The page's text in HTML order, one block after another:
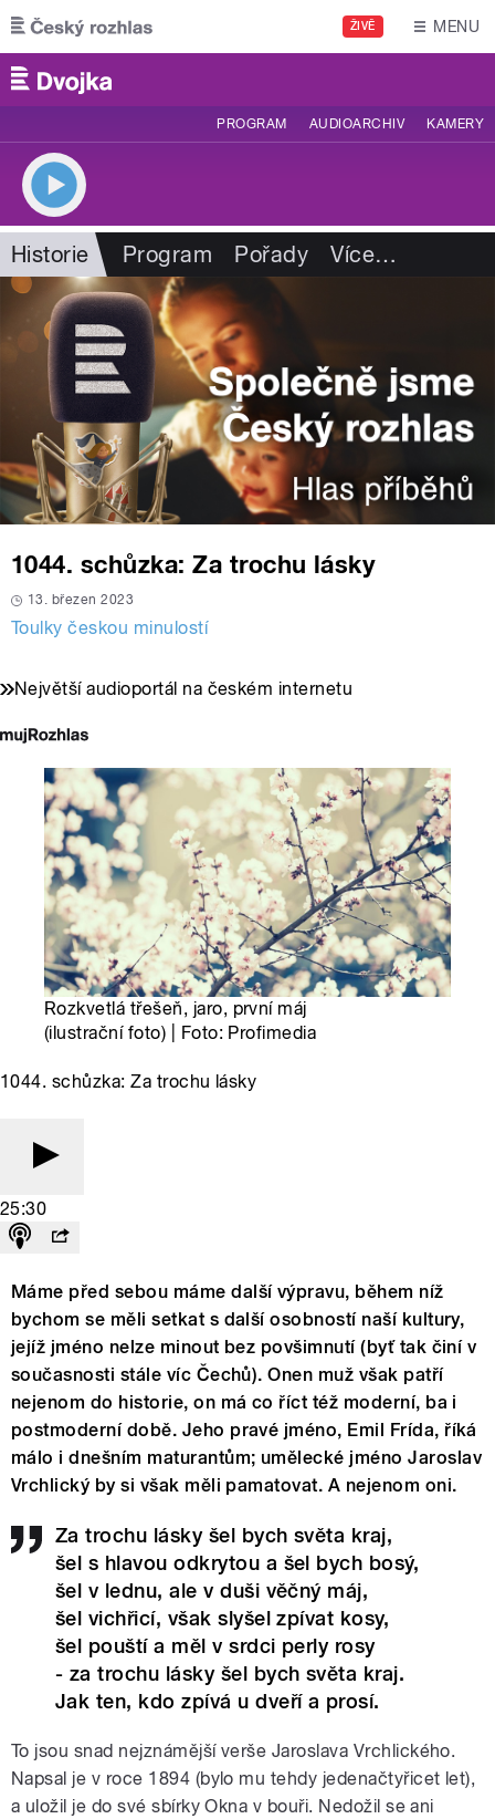
Přejít k hlavnímu obsahu
ŽIVĚ MENU
PROGRAM AUDIOARCHIV KAMERY
Historie Program Pořady Více…
1044. schůzka: Za trochu lásky
13. březen 2023
Toulky českou minulostí
Největší audioportál na českém internetu
Rozkvetlá třešeň, jaro, první máj
(ilustrační foto) | Foto: Profimedia
1044. schůzka: Za trochu lásky
25:30
Máme před sebou máme další výpravu, během níž
bychom se měli setkat s další osobností naší kultury,
jejíž jméno nelze minout bez povšimnutí (byť tak činí v
současnosti stále víc Čechů). Onen muž však patří
nejenom do historie, on má co říct též moderní, ba i
postmoderní době. Jeho pravé jméno, Emil Frída, říká
málo i dnešním maturantům; umělecké jméno Jaroslav
Vrchlický by si však měli pamatovat. A nejenom oni.
Za trochu lásky šel bych světa kraj,
šel s hlavou odkrytou a šel bych bosý,
šel v lednu, ale v duši věčný máj,
šel vichřicí, však slyšel zpívat kosy,
šel pouští a měl v srdci perly rosy
- za trochu lásky šel bych světa kraj.
Jak ten, kdo zpívá u dveří a prosí.
To jsou snad nejznámější verše Jaroslava Vrchlického.
Napsal je v roce 1894 (bylo mu tehdy jedenačtyřicet let),
a uložil je do své sbírky Okna v bouři. Nedožil se ani